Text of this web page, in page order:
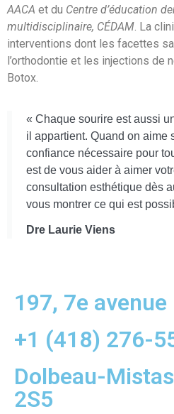
AACA et du Centre d’éducation
multidisciplinaire, CÉDAM La
interventions dont les facettes
l’orthodontie et les injections de
Botox.
« Chaque sourire est aussi
il appartient. Quand on aime
confiance nécessaire pour
est de vous aider à aimer
consultation esthétique dès
vous montrer ce qui est
Dre Laurie Viens
197, 7e avenue
+1 (418) 276-
Dolbeau-
2S5